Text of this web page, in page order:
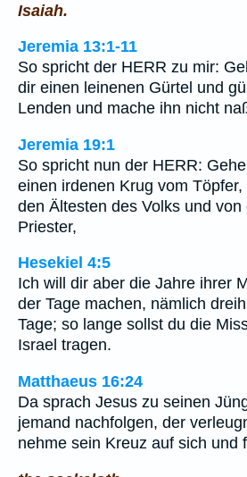
Isaiah.
Jeremia 13:1-11
So spricht der HERR zu mir:
dir einen leinenen Gürtel und
Lenden und mache ihn nicht
Jeremia 19:1
So spricht nun der HERR:
einen irdenen Krug vom
den Ältesten des Volks und
Priester,
Hesekiel 4:5
Ich will dir aber die Jahre ihrer
der Tage machen, nämlich
Tage; so lange sollst du die
Israel tragen.
Matthaeus 16:24
Da sprach Jesus zu seinen
jemand nachfolgen, der
nehme sein Kreuz auf sich und